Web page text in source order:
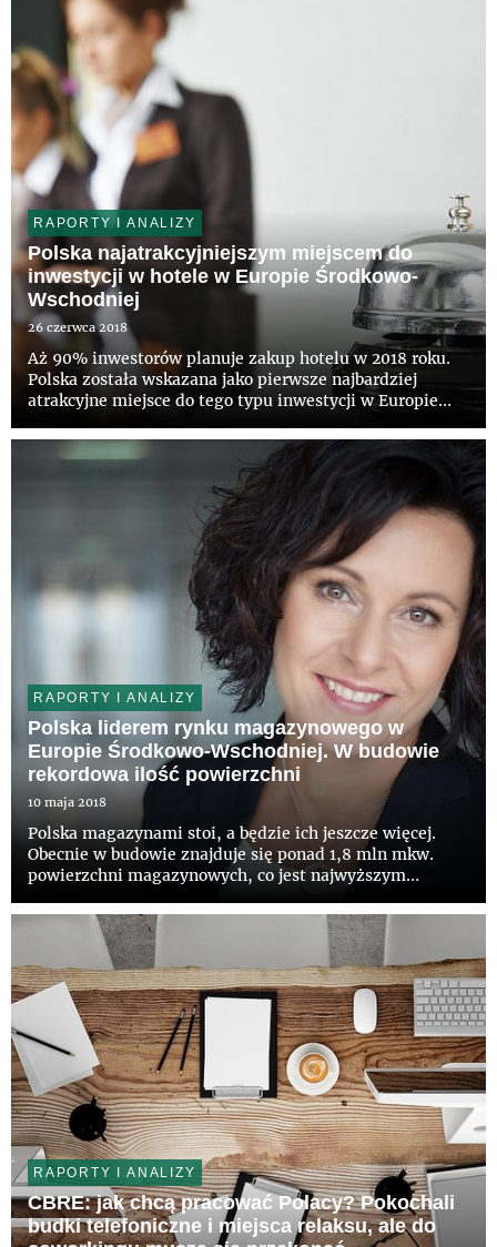
RAPORTY I ANALIZY
Polska najatrakcyjniejszym miejscem do
inwestycji w hotele w Europie Środkowo-
Wschodniej
26 czerwca 2018
Aż 90% inwestorów planuje zakup hotelu w 2018 roku.
Polska została wskazana jako pierwsze najbardziej
atrakcyjne miejsce do tego typu inwestycji w Europie
dziewiąte w Europie – wynika z raportu CBRE
„European Hotels. I...
RAPORTY I ANALIZY
Polska liderem rynku magazynowego w
Europie Środkowo-Wschodniej. W budowie
rekordowa ilość powierzchni
10 maja 2018
Polska magazynami stoi, a będzie ich jeszcze więcej.
Obecnie w budowie znajduje się ponad 1,8 mln mkw.
powierzchni magazynowych, co jest najwyższym
magazynowy w Polsce w I kwartale 2018”. Rosnące
tempo rozwoju rynku logi...
RAPORTY I ANALIZY
CBRE: jak chcą pracować Polacy? Pokochali
budki telefoniczne i miejsca relaksu, ale do